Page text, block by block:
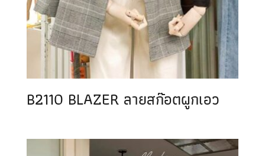
B2110 BLAZER ลายสก๊อตผูกเอว